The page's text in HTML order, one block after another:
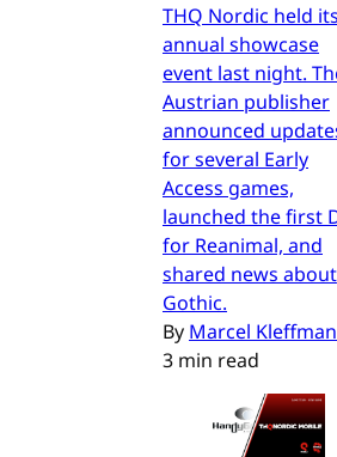
THQ Nordic held its
annual showcase
event last night.
Austrian publisher
announced
for several Early
Access games,
launched the first
for Reanimal, and
shared news about
Gothic.
By Marcel
3 min read